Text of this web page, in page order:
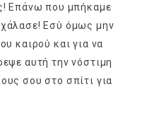
Επάνω που μπήκαμε
Εσύ όμως μην
καιρού και για να
αυτή την νόστιμη
σου στο σπίτι για